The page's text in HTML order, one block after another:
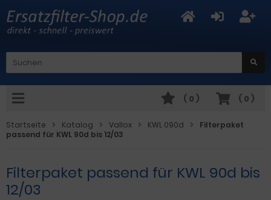
( 0 )
( 0 )
Startseite Katalog Vallox KWL 090d
Filterpaket
passend für KWL 90d bis 12/03
Filterpaket passend für KWL 90d bis
12/03